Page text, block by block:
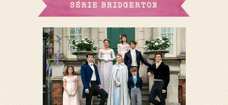
SÉRIE BRIDGERTON